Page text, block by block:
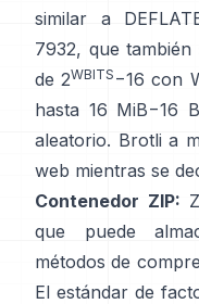
similar a
7932, que también
de 2WBITS −16 con
hasta 16 MiB−16
aleatorio. Brotli a
web mientras se
Contenedor ZIP:
que puede
métodos de
El estándar de